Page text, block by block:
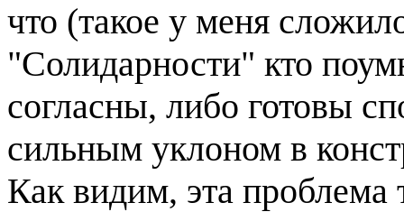
что (такое у меня
"Солидарности" кто
согласны, либо готовы
сильным уклоном в
Как видим, эта проблема